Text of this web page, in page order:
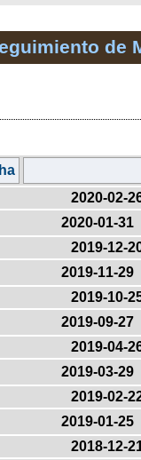
de
2020-02-
2020-01-31
2019-12-
2019-11-29
2019-10-
2019-09-27
2019-04-
2019-03-29
2019-02-
2019-01-25
2018-12-